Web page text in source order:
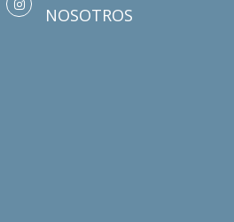
NOSOTROS